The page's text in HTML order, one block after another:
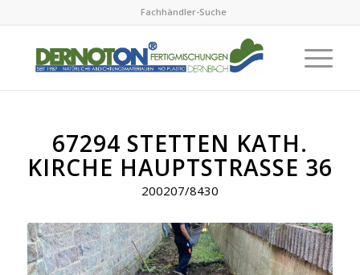
Fachhändler-Suche
67294 STETTEN KATH.
KIRCHE HAUPTSTRASSE 36
200207/8430